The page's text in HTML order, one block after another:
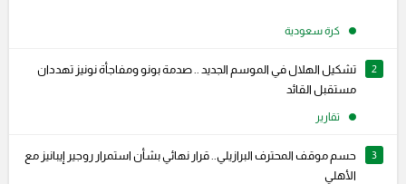
كرة سعودية
2
تشكيل الهلال في الموسم الجديد .. صدمة بونو ومفاجأة نونيز تهددان
مستقبل القائد
تقارير
3
حسم موقف المحترف البرازيلي.. قرار نهائي بشأن استمرار روجير إيبانيز مع
الأهلي